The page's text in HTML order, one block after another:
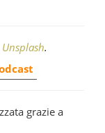
Unsplash.
grazie a